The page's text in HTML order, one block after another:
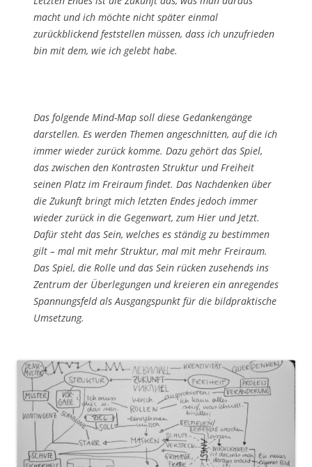
macht und ich möchte nicht später einmal
zurückblickend feststellen müssen, dass ich unzufrieden
bin mit dem, wie ich gelebt habe.
Das folgende Mind-Map soll diese Gedankengänge
darstellen. Es werden Themen angeschnitten, auf die ich
immer wieder zurück komme. Dazu gehört das Spiel,
das zwischen den Kontrasten Struktur und Freiheit
seinen Platz im Freiraum findet. Das Nachdenken über
die Zukunft bringt mich letzten Endes jedoch immer
wieder zurück in die Gegenwart, zum Hier und Jetzt.
Dafür steht das Sein, welches es ständig zu bestimmen
gilt – mal mit mehr Struktur, mal mit mehr Freiraum.
Das Spiel, die Rolle und das Sein rücken zusehends ins
Zentrum der Überlegungen und kreieren ein anregendes
Spannungsfeld als Ausgangspunkt für die bildpraktische
Umsetzung.